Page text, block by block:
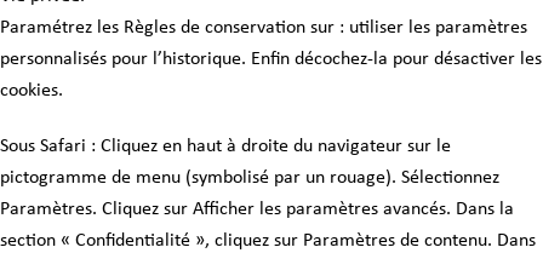
Paramétrez les Règles de conservation sur : utiliser les paramètres
personnalisés pour l’historique. Enfin décochez-la pour désactiver les
cookies.
Sous Safari : Cliquez en haut à droite du navigateur sur le
pictogramme de menu (symbolisé par un rouage). Sélectionnez
Paramètres. Cliquez sur Afficher les paramètres avancés. Dans la
section « Confidentialité », cliquez sur Paramètres de contenu. Dans